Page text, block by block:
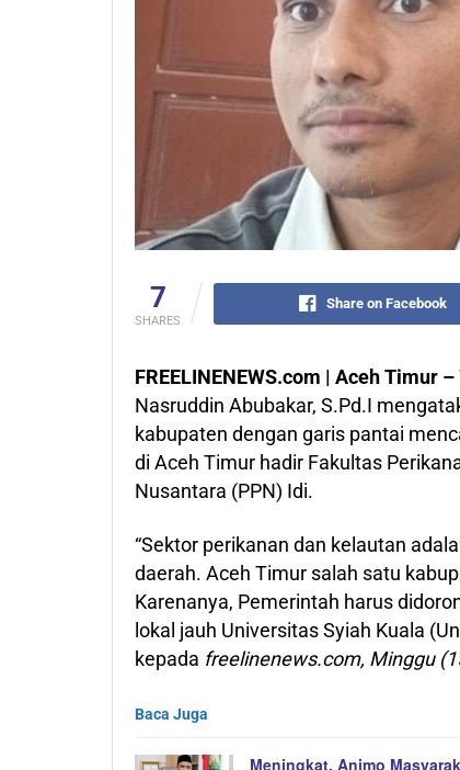
7
SHARES
Share on Facebook
FREELINENEWS.com | Aceh Timur –
Nasruddin Abubakar, S.Pd.I
kabupaten dengan garis pantai
di Aceh Timur hadir Fakultas
Nusantara (PPN) Idi.
“Sektor perikanan dan kelautan
daerah. Aceh Timur salah satu
Karenanya, Pemerintah harus
lokal jauh Universitas Syiah Kuala
kepada freelinenews.com, Minggu
Baca Juga
Meningkat, Animo